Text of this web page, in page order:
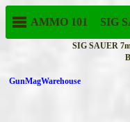
AMMO 101 SIG
SIG SAUER
GunMagWarehouse